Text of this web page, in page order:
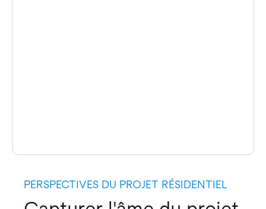
PERSPECTIVES DU PROJET RÉSIDENTIEL